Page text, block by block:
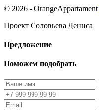
© 2026 - OrangeAppartament
Проект Соловьева Дениса
Предложение
Поможем подобрать